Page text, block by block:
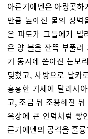
아른기에덴은 아랑곳
만큼 높아진 물의 장벽
은 파도가 그들에게 밀
은 양 볼을 잔뜩 부풀려
기 동시에 쏟아진 눈보
딪혔고, 사방으로 날카
흉흉한 기세에 탈레시
고, 조금 뒤 조용해진
옥상에 큰 언덕처럼 쌓
른기에덴의 공격을 훌